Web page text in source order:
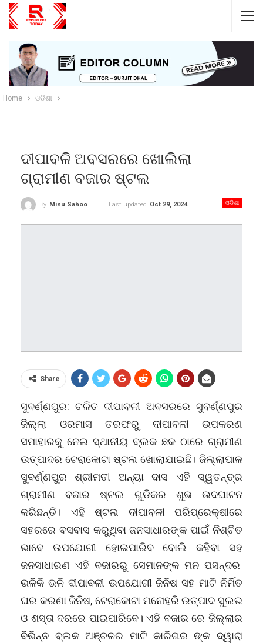
Home ଓଡିଶା
ଦୀପାବଳି ଅବସରରେ ଖୋଲିଲା
ଗ୍ରାମୀଣ ବଜାର ଷ୍ଟଲ
ଓଡିଶା
By Minu Sahoo Last updated Oct 29, 2024
Share
ସୁବର୍ଣ୍ଣପୁର: ଚଳିତ ଦୀପାବଳୀ ଅବସରରେ ସୁବର୍ଣ୍ଣପୁର
ଜିଲ୍ଲା ଓରମାସ ତରଫରୁ ଦୀପାବଳୀ ଉପକରଣ
ସମାହାରକୁ ନେଇ ସ୍ଥାନୀୟ ବ୍ଲକ ଛକ ଠାରେ ଗ୍ରାମୀଣ
ଉତ୍ପାଦର ଟେରାକୋଟା ଷ୍ଟଲ ଖୋଲାଯାଇଛି। ଜିଲ୍ଲାପାଳ
ସୁବର୍ଣ୍ଣପୁର ଶ୍ରୀମତୀ ଅନ୍ୟା ଦାସ ଏହି ସ୍ୱତନ୍ତ୍ର
ଗ୍ରାମୀଣ ବଜାର ଷ୍ଟଲ ଗୁଡିକର ଶୁଭ ଉଦଘାଟନ
କରିଛନ୍ତି। ଏହି ଷ୍ଟଲ ଦୀପାବଳୀ ପରିପ୍ରେକ୍ଷୀରେ
ସହରରେ ବସବାସ କରୁଥିବା ଜନସାଧାରଙ୍କ ପାଇଁ ନିଶ୍ଚିତ
ଭାବେ ଉପଯୋଗୀ ହୋଇପାରିବ ବୋଲି କହିବା ସହ
ଜନସାଧାରଣ ଏହି ବଜାରରୁ ସେମାନଙ୍କ ମନ ପସନ୍ଦର
ଭଳିକି ଭଳି ଦୀପାବଳୀ ଉପଯୋଗୀ ଜିନିଷ ସହ ମାଟି ନିର୍ମିତ
ଘର କରଣା ଜିନିଷ, ଟେରାକୋଟା ମନୋହରି ଉତ୍ପାଦ ସୁଲଭ
ଓ ଶସ୍ତା ଦରରେ ପାଇପାରିବେ। ଏହି ବଜାର ରେ ଜିଲ୍ଲାର
ବିଭିନ୍ନ ବ୍ଲକ ଅଞ୍ଚଳର ମାଟି କାରିଗର ଙ୍କ ଦ୍ୱାରା